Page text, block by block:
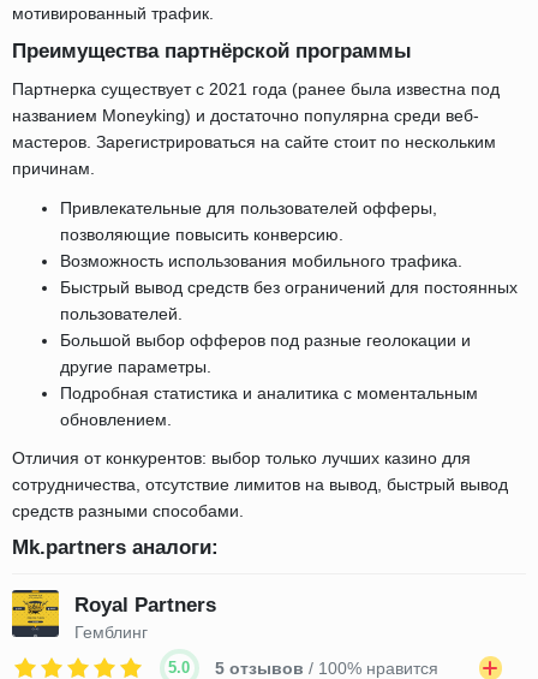
мотивированный трафик.
Преимущества партнёрской программы
Партнерка существует с 2021 года (ранее была известна под
названием Moneyking) и достаточно популярна среди веб-
мастеров. Зарегистрироваться на сайте стоит по нескольким
причинам.
Привлекательные для пользователей офферы,
позволяющие повысить конверсию.
Возможность использования мобильного трафика.
Быстрый вывод средств без ограничений для постоянных
пользователей.
Большой выбор офферов под разные геолокации и
другие параметры.
Подробная статистика и аналитика с моментальным
обновлением.
Отличия от конкурентов: выбор только лучших казино для
сотрудничества, отсутствие лимитов на вывод, быстрый вывод
средств разными способами.
Mk.partners аналоги:
Royal Partners
Гемблинг
5.0 5 отзывов / 100% нравится